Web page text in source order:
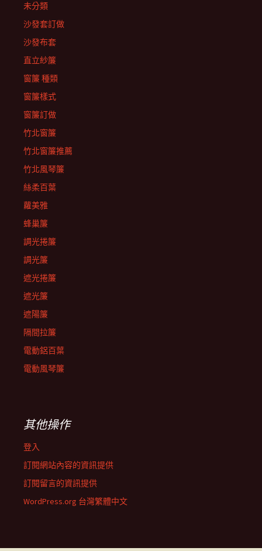
未分類
沙發套訂做
沙發布套
直立紗簾
窗簾 種類
窗簾樣式
窗簾訂做
竹北窗簾
竹北窗簾推薦
竹北風琴簾
絲柔百葉
蘿美雅
蜂巢簾
調光捲簾
調光簾
遮光捲簾
遮光簾
遮陽簾
隔間拉簾
電動鋁百葉
電動風琴簾
其他操作
登入
訂閱網站內容的資訊提供
訂閱留言的資訊提供
WordPress.org 台灣繁體中文